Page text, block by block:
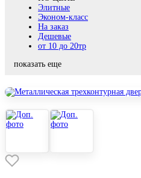
Элитные
Эконом-класс
На заказ
Дешевые
от 10 до 20тр
показать еще